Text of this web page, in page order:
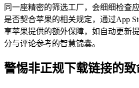
同一座精密的筛选工厂，会细细检查
是否契合苹果的相关规定，通过App
享苹果提供的额外保障，如自动更新
分与评论参考的智慧锦囊。
警惕非正规下载链接的致